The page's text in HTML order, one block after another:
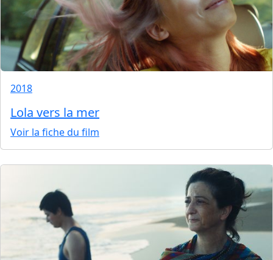
2018
Lola vers la mer
Voir la fiche du film